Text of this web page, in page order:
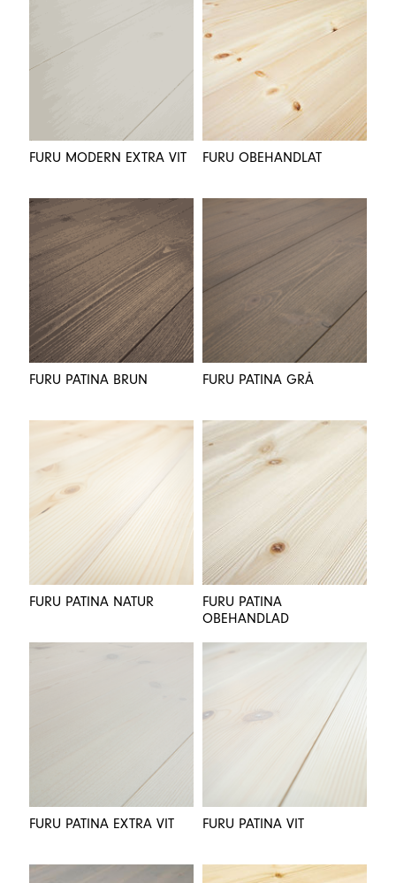
FURU MODERN EXTRA VIT FURU OBEHANDLAT
FURU PATINA BRUN FURU PATINA GRÅ
FURU PATINA NATUR
FURU PATINA
OBEHANDLAD
FURU PATINA EXTRA VIT FURU PATINA VIT